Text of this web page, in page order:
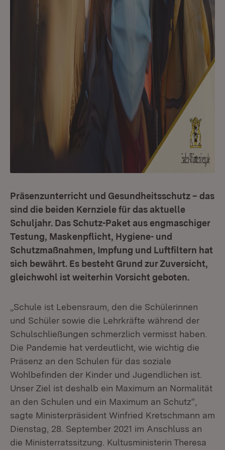
Präsenzunterricht und Gesundheitsschutz – das
sind die beiden Kernziele für das aktuelle
Schuljahr. Das Schutz-Paket aus engmaschiger
Testung, Maskenpflicht, Hygiene- und
Schutzmaßnahmen, Impfung und Luftfiltern hat
sich bewährt. Es besteht Grund zur Zuversicht,
gleichwohl ist weiterhin Vorsicht geboten.
„Schule ist Lebensraum, den die Schülerinnen
und Schüler sowie die Lehrkräfte während der
Schulschließungen schmerzlich vermisst haben.
Die Pandemie hat verdeutlicht, wie wichtig die
Präsenz an den Schulen für das soziale
Wohlbefinden der Kinder und Jugendlichen ist.
Unser Ziel ist deshalb ein Maximum an Normalität
an den Schulen und ein Maximum an Schutz“,
sagte Ministerpräsident Winfried Kretschmann am
Dienstag, 28. September 2021 im Anschluss an
die Ministerratssitzung. Kultusministerin Theresa